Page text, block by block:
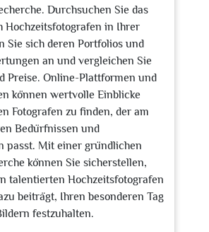
Durchsuchen Sie das
Hochzeitsfotografen in Ihrer
Sie sich deren Portfolios und
an und vergleichen Sie
Preise. Online-Plattformen und
können wertvolle Einblicke
Fotografen zu finden, der am
Bedürfnissen und
passt. Mit einer gründlichen
können Sie sicherstellen,
talentierten Hochzeitsfotografen
beiträgt, Ihren besonderen Tag
festzuhalten.